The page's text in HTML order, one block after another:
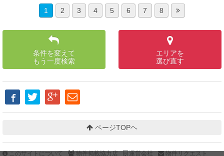
1 2 3 4 5 6 7 8
条件を変えて
もう一度検索
エリアを
選び直す
ページTOPヘ
このサイトについて 物件掲載協力店 運営会社 物件リクエスト